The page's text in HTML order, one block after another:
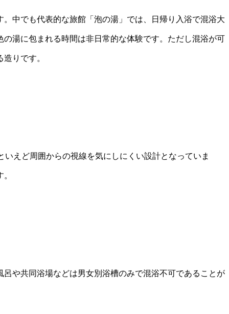
中でも代表的な旅館「泡の湯」では、日帰り入浴で混浴大
湯に包まれる時間は非日常的な体験です。ただし混浴が可
りです。
えど周囲からの視線を気にしにくい設計となっていま
や共同浴場などは男女別浴槽のみで混浴不可であることが